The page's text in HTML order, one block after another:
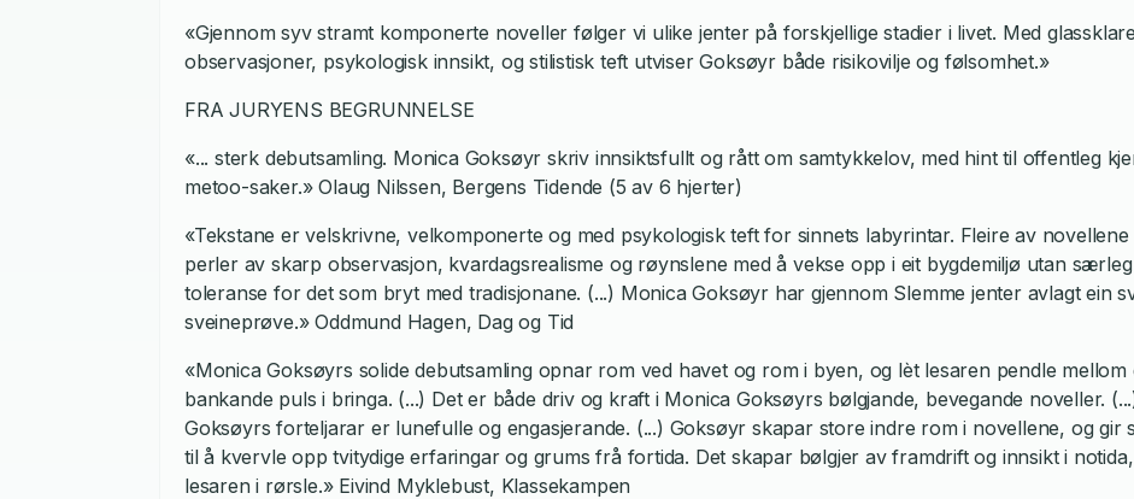
«Gjennom syv stramt komponerte noveller følger vi ulike jenter på forskjellige stadier i livet. Med glassklare
observasjoner, psykologisk innsikt, og stilistisk teft utviser Goksøyr både risikovilje og følsomhet.»
FRA JURYENS BEGRUNNELSE
«... sterk debutsamling. Monica Goksøyr skriv innsiktsfullt og rått om samtykkelov, med hint til offentleg
metoo-saker.» Olaug Nilssen, Bergens Tidende (5 av 6 hjerter)
«Tekstane er velskrivne, velkomponerte og med psykologisk teft for sinnets labyrintar. Fleire av novellene
perler av skarp observasjon, kvardagsrealisme og røynslene med å vekse opp i eit bygdemiljø utan særleg
toleranse for det som bryt med tradisjonane. (...) Monica Goksøyr har gjennom Slemme jenter avlagt ein
sveineprøve.» Oddmund Hagen, Dag og Tid
«Monica Goksøyrs solide debutsamling opnar rom ved havet og rom i byen, og lèt lesaren pendle mellom
bankande puls i bringa. (...) Det er både driv og kraft i Monica Goksøyrs bølgjande, bevegande noveller.
Goksøyrs forteljarar er lunefulle og engasjerande. (...) Goksøyr skapar store indre rom i novellene, og gir
til å kvervle opp tvitydige erfaringar og grums frå fortida. Det skapar bølgjer av framdrift og innsikt i
lesaren i rørsle.» Eivind Myklebust, Klassekampen